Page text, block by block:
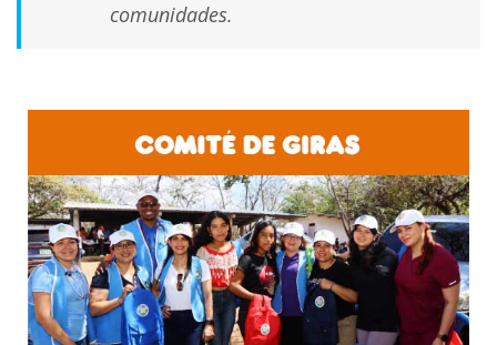
comunidades.